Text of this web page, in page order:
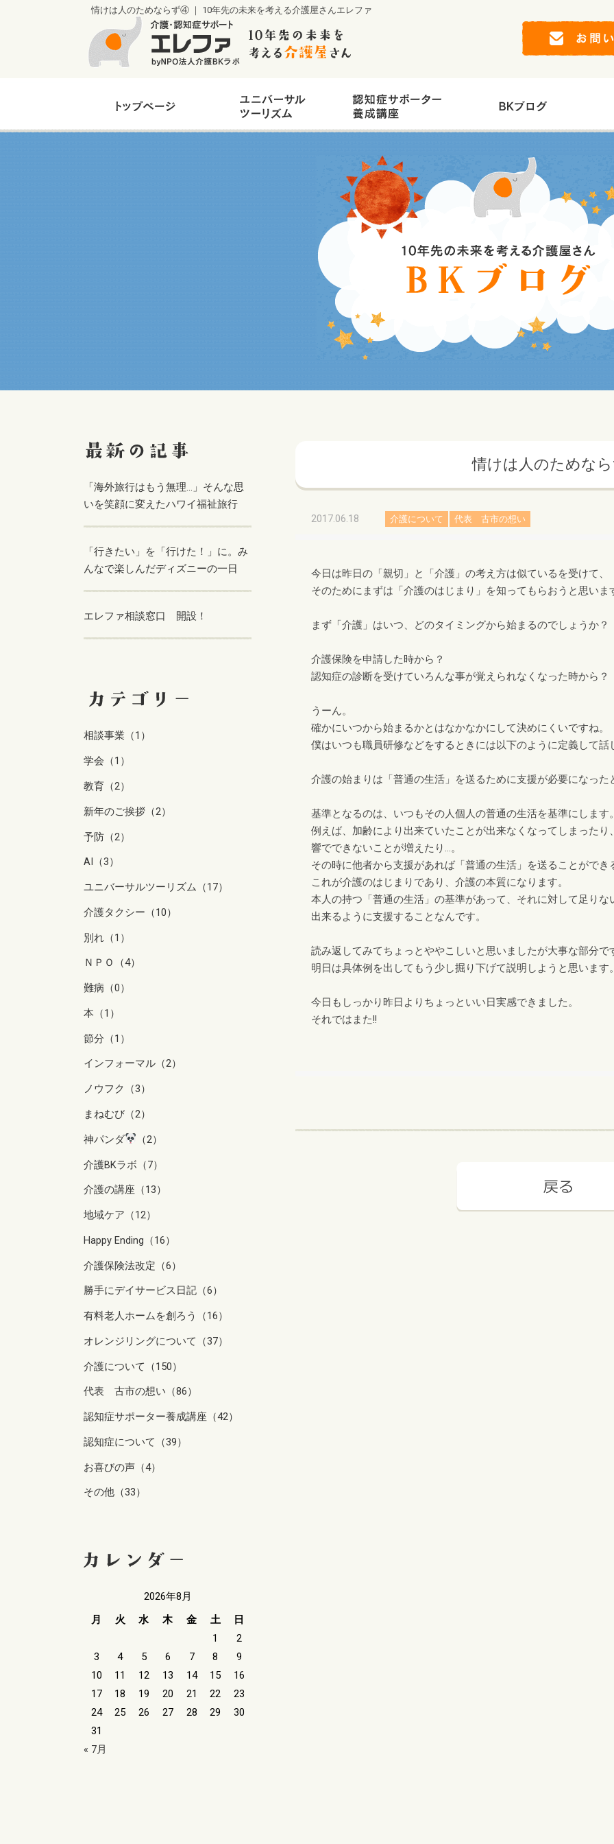
情けは人のためならず④ ｜ 10年先の未来を考える介護屋さんエレファ
情けは人のためな
2017.06.18 介護について 代表 古市の想い
今日は昨日の「親切」と「介護」の考え方は似ているを受けて
そのためにまずは「介護のはじまり」を知ってもらおうと思いま
まず「介護」はいつ、どのタイミングから始まるのでしょうか？
介護保険を申請した時から？
認知症の診断を受けていろんな事が覚えられなくなった時から？
うーん。
確かにいつから始まるかとはなかなかにして決めにくいですね。
僕はいつも職員研修などをするときには以下のように定義して話
介護の始まりは「普通の生活」を送るために支援が必要になった
基準となるのは、いつもその人個人の普通の生活を基準にします
例えば、加齢により出来ていたことが出来なくなってしまった
響でできないことが増えたり…。
その時に他者から支援があれば「普通の生活」を送ることができ
これが介護のはじまりであり、介護の本質になります。
本人の持つ「普通の生活」の基準があって、それに対して足り
出来るように支援することなんです。
読み返してみてちょっとややこしいと思いましたが大事な部分で
明日は具体例を出してもう少し掘り下げて説明しようと思います
今日もしっかり昨日よりちょっといい日実感できました。
それではまた!!
「海外旅行はもう無理…」そんな思
いを笑顔に変えたハワイ福祉旅行
「行きたい」を「行けた！」に。み
んなで楽しんだディズニーの一日
エレファ相談窓口 開設！
相談事業（1）
学会（1）
教育（2）
新年のご挨拶（2）
予防（2）
AI（3）
ユニバーサルツーリズム（17）
介護タクシー（10）
別れ（1）
ＮＰＯ（4）
難病（0）
本（1）
節分（1）
インフォーマル（2）
ノウフク（3）
まねむび（2）
神パンダ （2）
介護BKラボ（7）
介護の講座（13）
地域ケア（12）
Happy Ending（16）
介護保険法改定（6）
勝手にデイサービス日記（6）
有料老人ホームを創ろう（16）
オレンジリングについて（37）
介護について（150）
代表 古市の想い（86）
認知症サポーター養成講座（42）
認知症について（39）
お喜びの声（4）
その他（33）
2026年8月
月
火 水 木 金 土
日
1
2
3
4 5 6 7 8
9
10
11 12 13 14 15
16
17
18 19 20 21 22
23
24
25 26 27 28 29
30
31
« 7月